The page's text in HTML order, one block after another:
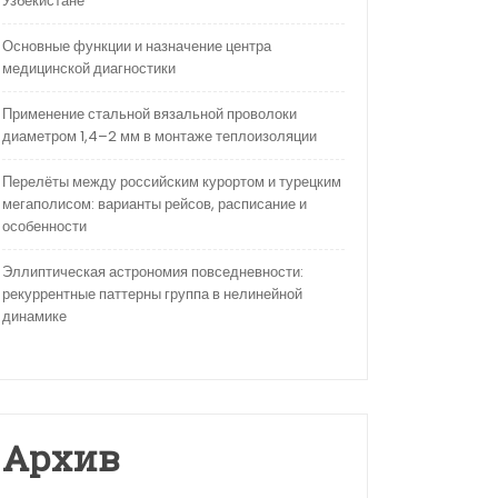
Основные функции и назначение центра
медицинской диагностики
Применение стальной вязальной проволоки
диаметром 1,4–2 мм в монтаже теплоизоляции
Перелёты между российским курортом и турецким
мегаполисом: варианты рейсов, расписание и
особенности
Эллиптическая астрономия повседневности:
рекуррентные паттерны группа в нелинейной
динамике
Архив